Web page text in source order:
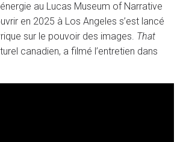
au Lucas Museum of Narrative
en 2025 à Los Angeles s’est lancé
sur le pouvoir des images. That
canadien, a filmé l’entretien dans